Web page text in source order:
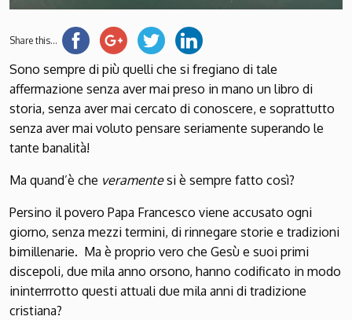
Share this...
Sono sempre di più quelli che si fregiano di tale
affermazione senza aver mai preso in mano un libro di
storia, senza aver mai cercato di conoscere, e soprattutto
senza aver mai voluto pensare seriamente superando le
tante banalità!
Ma quand’è che veramentesi è sempre fatto così?
Persino il povero Papa Francesco viene accusato ogni
giorno, senza mezzi termini, di rinnegare storie e tradizioni
bimillenarie. Ma è proprio vero che Gesù e suoi primi
discepoli, due mila anno orsono, hanno codificato in modo
ininterrrotto questi attuali due mila anni di tradizione
cristiana?